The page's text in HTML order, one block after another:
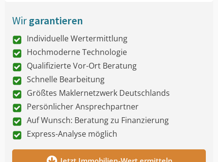
Wirgarantieren
Individuelle Wertermittlung
Hochmoderne Technologie
Qualifizierte Vor-Ort Beratung
Schnelle Bearbeitung
Größtes Maklernetzwerk Deutschlands
Persönlicher Ansprechpartner
Auf Wunsch: Beratung zu Finanzierung
Express-Analyse möglich